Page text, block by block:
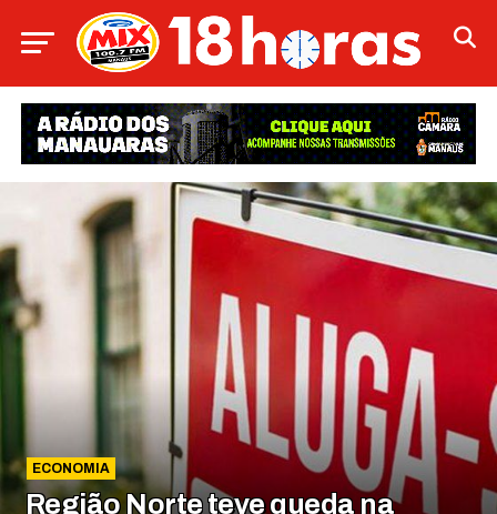
ECONOMIA
Região Norte teve queda na